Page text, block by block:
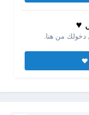
♥
من هنا.
♥